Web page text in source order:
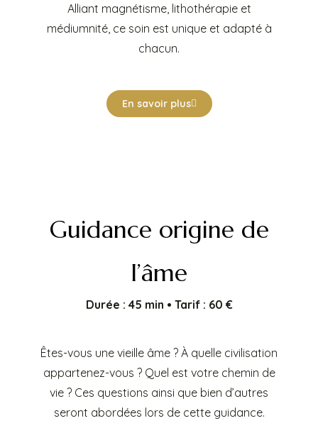
Alliant magnétisme, lithothérapie et
médiumnité, ce soin est unique et adapté à
chacun.
En savoir plus
Guidance origine de
l’âme
Durée : 45 min • Tarif : 60 €
Êtes-vous une vieille âme ? À quelle civilisation
appartenez-vous ? Quel est votre chemin de
vie ? Ces questions ainsi que bien d’autres
seront abordées lors de cette guidance.